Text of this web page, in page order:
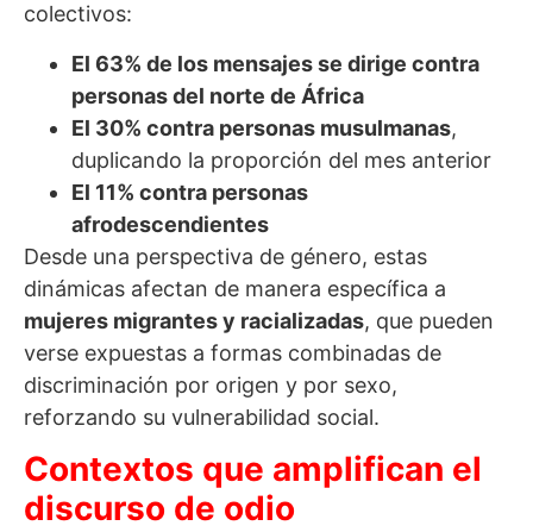
colectivos:
El 63% de los mensajes se dirige contra
personas del norte de África
El 30% contra personas musulmanas,
duplicando la proporción del mes anterior
El 11% contra personas
afrodescendientes
Desde una perspectiva de género, estas
dinámicas afectan de manera específica a
mujeres migrantes y racializadas, que pueden
verse expuestas a formas combinadas de
discriminación por origen y por sexo,
reforzando su vulnerabilidad social.
Contextos que amplifican el
discurso de odio